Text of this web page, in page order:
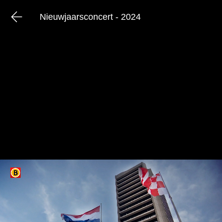
Nieuwjaarsconcert - 2024